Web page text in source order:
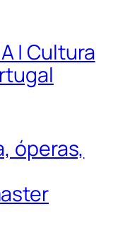
| Cultura
óperas,